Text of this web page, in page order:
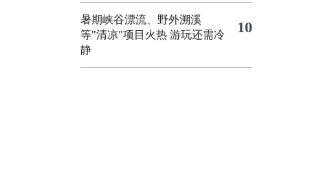
暑期峡谷漂流、野外溯溪
等"清凉"项目火热 游玩还需冷
静
10